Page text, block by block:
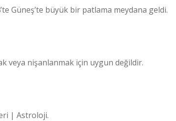
Güneş’te büyük bir patlama meydana geldi.
veya nişanlanmak için uygun değildir.
| Astroloji.